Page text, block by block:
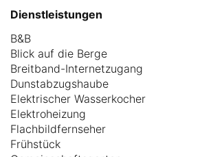
Dienstleistungen
B&B
Blick auf die Berge
Breitband-Internetzugang
Dunstabzugshaube
Elektrischer Wasserkocher
Elektroheizung
Flachbildfernseher
Frühstück